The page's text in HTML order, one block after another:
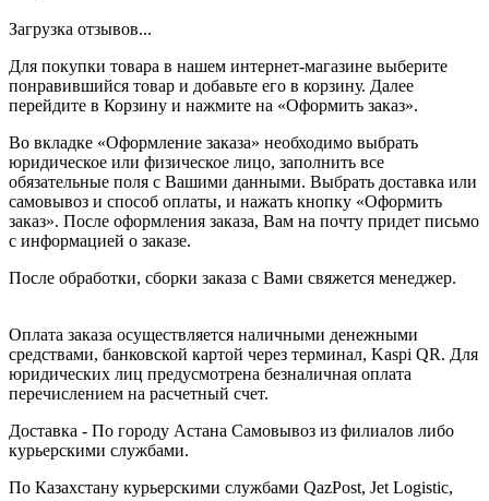
Загрузка отзывов...
Для покупки товара в нашем интернет-магазине выберите
понравившийся товар и добавьте его в корзину. Далее
перейдите в Корзину и нажмите на «Оформить заказ».
Во вкладке «Оформление заказа» необходимо выбрать
юридическое или физическое лицо, заполнить все
обязательные поля с Вашими данными. Выбрать доставка или
самовывоз и способ оплаты, и нажать кнопку «Оформить
заказ». После оформления заказа, Вам на почту придет письмо
с информацией о заказе.
После обработки, сборки заказа с Вами свяжется менеджер.
Оплата заказа осуществляется наличными денежными
средствами, банковской картой через терминал, Kaspi QR. Для
юридических лиц предусмотрена безналичная оплата
перечислением на расчетный счет.
Доставка - По городу Астана Самовывоз из филиалов либо
курьерскими службами.
По Казахстану курьерскими службами QazPost, Jet Logistic,